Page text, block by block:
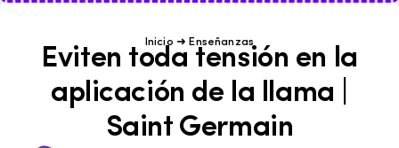
Inicio ➜ Enseñanzas
Eviten toda tensión en la
aplicación de la llama |
Saint Germain